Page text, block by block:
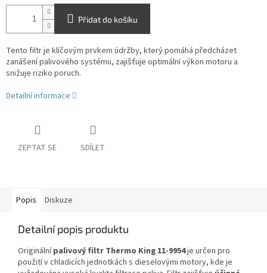
Přidat do košíku
Tento filtr je klíčovým prvkem údržby, který pomáhá předcházet
zanášení palivového systému, zajišťuje optimální výkon motoru a
snižuje riziko poruch.
Detailní informace
ZEPTAT SE SDÍLET
Popis Diskuze
Detailní popis produktu
Originálnípalivový filtr Thermo King 11-9954je určen pro
použití v chladicích jednotkách s dieselovými motory, kde je